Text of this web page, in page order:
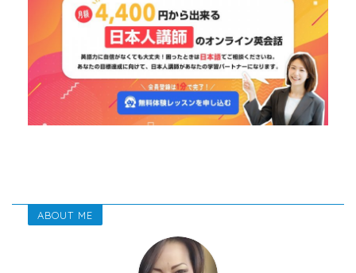
ABOUT ME